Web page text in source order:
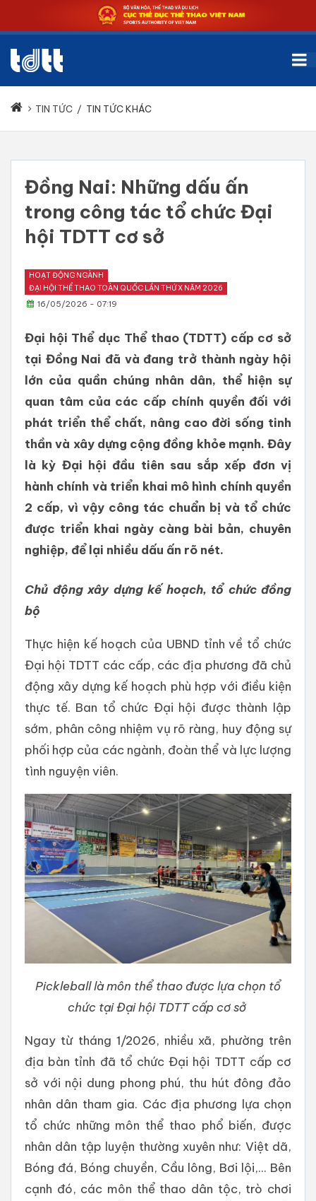
TIN TỨC / TIN TỨC KHÁC
Đồng Nai: Những dấu ấn
trong công tác tổ chức Đại
hội TDTT cơ sở
HOẠT ĐỘNG NGÀNH
ĐẠI HỘI THỂ THAO TOÀN QUỐC LẦN THỨ X NĂM 2026
16/05/2026 - 07:19
Đại hội Thể dục Thể thao (TDTT) cấp cơ sở
tại Đồng Nai đã và đang trở thành ngày hội
lớn của quần chúng nhân dân, thể hiện sự
quan tâm của các cấp chính quyền đối với
phát triển thể chất, nâng cao đời sống tinh
thần và xây dựng cộng đồng khỏe mạnh. Đây
là kỳ Đại hội đầu tiên sau sắp xếp đơn vị
hành chính và triển khai mô hình chính quyền
2 cấp, vì vậy công tác chuẩn bị và tổ chức
được triển khai ngày càng bài bản, chuyên
nghiệp, để lại nhiều dấu ấn rõ nét.
Chủ động xây dựng kế hoạch, tổ chức đồng
bộ
Thực hiện kế hoạch của UBND tỉnh về tổ chức
Đại hội TDTT các cấp, các địa phương đã chủ
động xây dựng kế hoạch phù hợp với điều kiện
thực tế. Ban tổ chức Đại hội được thành lập
sớm, phân công nhiệm vụ rõ ràng, huy động sự
phối hợp của các ngành, đoàn thể và lực lượng
tình nguyện viên.
Pickleball là môn thể thao được lựa chọn tổ
chức tại Đại hội TDTT cấp cơ sở
Ngay từ tháng 1/2026, nhiều xã, phường trên
địa bàn tỉnh đã tổ chức Đại hội TDTT cấp cơ
sở với nội dung phong phú, thu hút đông đảo
nhân dân tham gia. Các địa phương lựa chọn
tổ chức những môn thể thao phổ biến, được
nhân dân tập luyện thường xuyên như: Việt dã,
Bóng đá, Bóng chuyền, Cầu lông, Bơi lội,... Bên
cạnh đó, các môn thể thao dân tộc, trò chơi